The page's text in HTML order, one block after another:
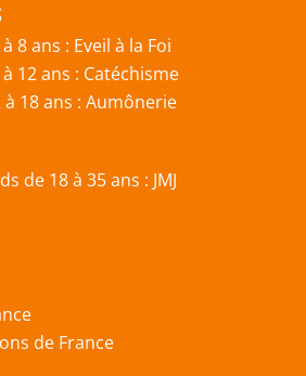
8 ans : Eveil à la Foi
12 ans : Catéchisme
18 ans : Aumônerie
de 18 à 35 ans : JMJ
de France